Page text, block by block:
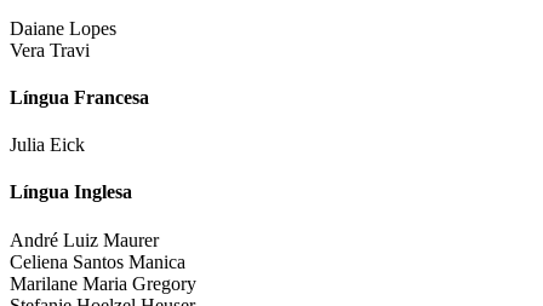
Daiane Lopes
Vera Travi
Língua Francesa
Julia Eick
Língua Inglesa
André Luiz Maurer
Celiena Santos Manica
Marilane Maria Gregory